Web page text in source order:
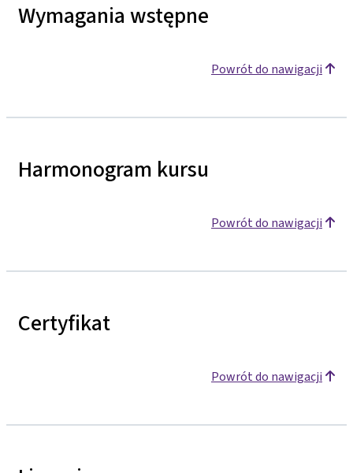
Wymagania wstępne
Powrót do nawigacji
Harmonogram kursu
Powrót do nawigacji
Certyfikat
Powrót do nawigacji